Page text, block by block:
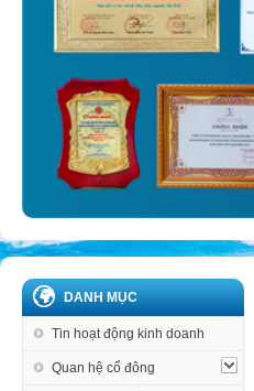
DANH MỤC
Tin hoạt động kinh doanh
Quan hệ cổ đông